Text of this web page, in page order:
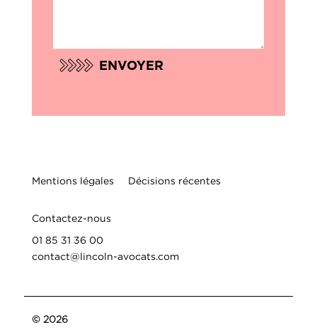
ENVOYER
Mentions légales Décisions récentes
Contactez-nous
01 85 31 36 00
contact@lincoln-avocats.com
© 2026